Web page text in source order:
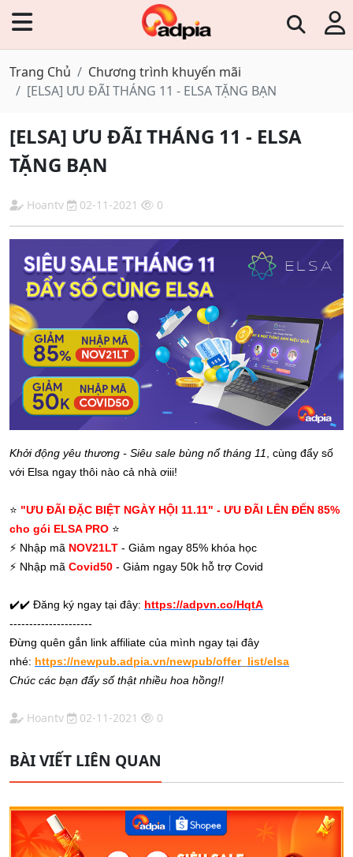
Trang Chủ
Chương trình khuyến mãi
[ELSA] ƯU ĐÃI THÁNG 11 - ELSA TẶNG BẠN
[ELSA] ƯU ĐÃI THÁNG 11 - ELSA
TẶNG BẠN
Hoantv 02-11-2021 0
Khởi động yêu thương - Siêu sale bùng nổ tháng 11, cùng đẩy số
với Elsa ngay thôi nào cả nhà ơiii!
⭐️ "ƯU ĐÃI ĐẶC BIỆT NGÀY HỘI 11.11" - ƯU ĐÃI LÊN ĐẾN 85%
cho gói ELSA PRO ⭐️
⚡ Nhập mã NOV21LT - Giảm ngay 85% khóa học
⚡ Nhập mã Covid50 - Giảm ngay 50k hỗ trợ Covid
✔️✔️ Đăng ký ngay tại đây: https://adpvn.co/HqtA
---------------------
Đừng quên gắn link affiliate của mình ngay tại đây
nhé: https://newpub.adpia.vn/newpub/offer_list/elsa
Chúc các bạn đẩy số thật nhiều hoa hồng!!
Hoantv 02-11-2021 0
BÀI VIẾT LIÊN QUAN